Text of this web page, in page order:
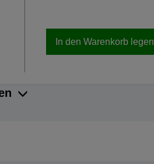
In den Warenkorb legen